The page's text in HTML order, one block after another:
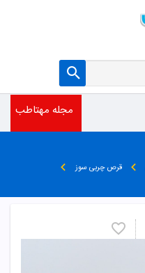
مجله مهتاطب
قرص چربی سوز